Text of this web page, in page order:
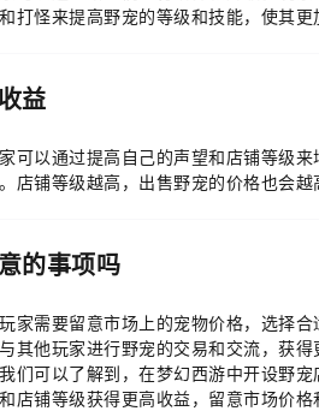
打怪来提高野宠的等级和技能，使其更
益
可以通过提高自己的声望和店铺等级
店铺等级越高，出售野宠的价格也会越
的事项吗
家需要留意市场上的宠物价格，选择
其他玩家进行野宠的交易和交流，获得
们可以了解到，在梦幻西游中开设野
店铺等级获得更高收益，留意市场价